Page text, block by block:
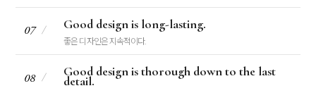
07 Good design is long-lasting.
좋은 디자인은 지속적이다.
08 Good design is thorough down to the last
detail.